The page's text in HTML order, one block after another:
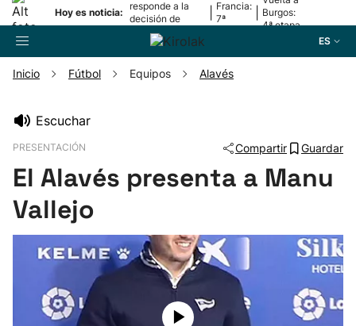
Hoy es noticia:
responde a la
decisión de
Oriamendi
Francia:
7ª
Burgos:
4ª etapa
ES
Pelota
Remo
Baloncesto
Inicio Fútbol Equipos Alavés
Escuchar
PRESENTACIÓN Compartir Guardar
El Alavés presenta a Manu
Vallejo